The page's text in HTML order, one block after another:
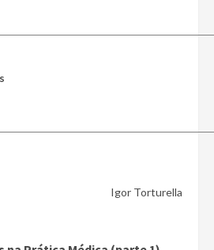
Igor Torturella